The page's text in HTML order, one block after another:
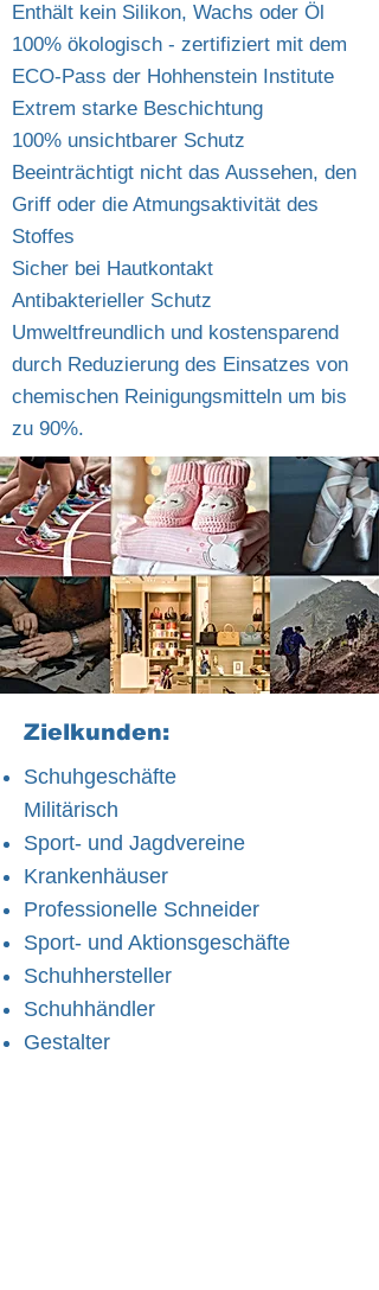
Enthält kein Silikon, Wachs oder Öl
100% ökologisch - zertifiziert mit dem
ECO-Pass der Hohhenstein Institute
Extrem starke Beschichtung
100% unsichtbarer Schutz
Beeinträchtigt nicht das Aussehen, den
Griff oder die Atmungsaktivität des
Stoffes
Sicher bei Hautkontakt
Antibakterieller Schutz
Umweltfreundlich und kostensparend
durch Reduzierung des Einsatzes von
chemischen Reinigungsmitteln um bis
zu 90%.
Zielkunden:
Schuhgeschäfte
Militärisch
Sport- und Jagdvereine
Krankenhäuser
Professionelle Schneider
Sport- und Aktionsgeschäfte
Schuhhersteller
Schuhhändler
Gestalter